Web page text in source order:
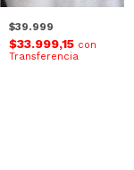
$39.999
$33.999,15 con
Transferencia